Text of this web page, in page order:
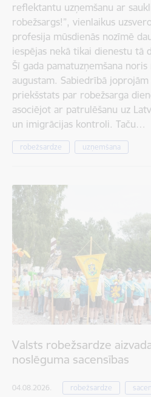
reflektantu uzņemšanu ar
robežsargs!”, vienlaikus
profesija mūsdienās nozīmē
iespējas nekā tikai dienestu tā
Šī gada pamatuzņemšana
augustam. Sabiedrībā
priekšstats par robežsarga
asociējot ar patrulēšanu uz
un imigrācijas kontroli. Taču…
robežsardze uzņemšana
Valsts robežsardze
noslēguma sacensības
04.08.2026. robežsardze